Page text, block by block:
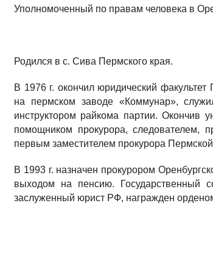
Уполномоченный по правам человека в
Родился в с. Сива Пермского края.
В 1976 г. окончил юридический факультет
на пермском заводе «Коммунар»,
инструктором райкома партии. Окончив
помощником прокурора, следователем,
первым заместителем прокурора Пермской
В 1993 г. назначен прокурором
выходом на пенсию. Государственный
заслуженный юрист РФ, награжден